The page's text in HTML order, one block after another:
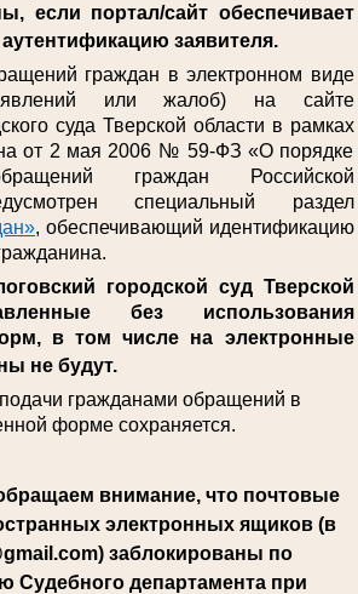
если портал/сайт обеспечивает
заявителя.
граждан в электронном виде
или жалоб) на сайте
суда Тверской области в рамках
от 2 мая 2006 № 59-ФЗ «О порядке
граждан Российской
специальный раздел
, обеспечивающий идентификацию
городской суд Тверской
без использования
в том числе на электронные
не будут.
гражданами обращений в
форме сохраняется.
внимание, что почтовые
электронных ящиков (в
заблокированы по
Судебного департамента при